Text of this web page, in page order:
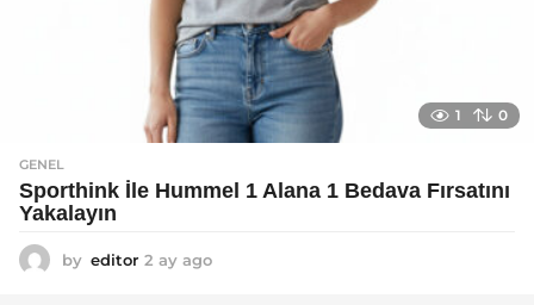
1 0
GENEL
Sporthink İle Hummel 1 Alana 1 Bedava Fırsatını
Yakalayın
by editor 2 ay ago